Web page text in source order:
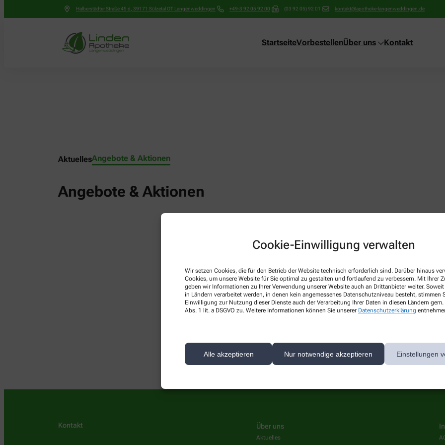
Cookie-Einwilligung verwalten
Wir setzen Cookies, die für den Betrieb der Website technisch erforderlich sind. Darüber hinaus
Cookies, um unsere Website für Sie optimal zu gestalten und fortlaufend zu verbessern. Mit Ihrer
geben wir Informationen zu Ihrer Verwendung unserer Website auch an Drittanbieter weiter. Soweit
in Ländern verarbeitet werden, in denen kein angemessenes Datenschutzniveau besteht, stimmen
Einwilligung zur Nutzung dieser Dienste auch der Verarbeitung Ihrer Daten in diesen Ländern
Abs. 1 lit. a DSGVO zu. Weitere Informationen können Sie unserer Datenschutzerklärung
Alle akzeptieren Nur notwendige akzeptieren Einstellungen
Halberstädter Straße 45 d 39171 Sülzetal OT Langenweddingen +49-3 92 05 92 00 (03 92 05) 92 01 kontakt@apotheke-langenweddingen.de
StartseiteVorbestellenÜber uns Kontakt
AktuellesAngebote & Aktionen
Angebote & Aktionen
Kontakt Über uns
Aktuelles